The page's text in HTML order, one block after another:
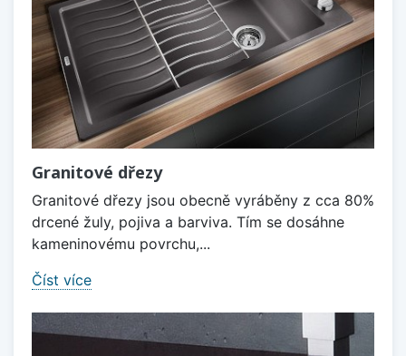
Granitové dřezy
Granitové dřezy jsou obecně vyráběny z cca 80%
drcené žuly, pojiva a barviva. Tím se dosáhne
kameninovému povrchu,...
Číst více